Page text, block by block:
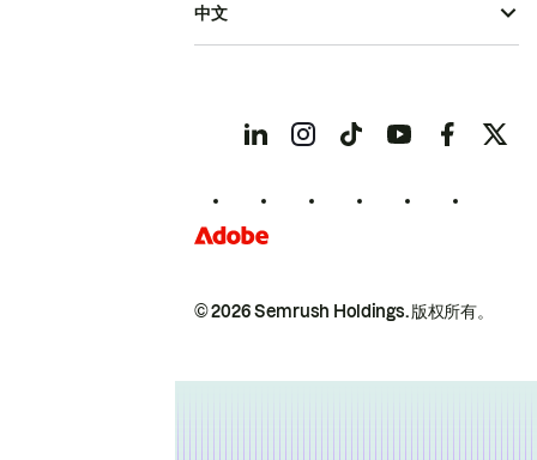
© 2026 Semrush Holdings.版权所有。
中文